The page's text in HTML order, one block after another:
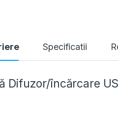
Specificatii
Difuzor/încărcare